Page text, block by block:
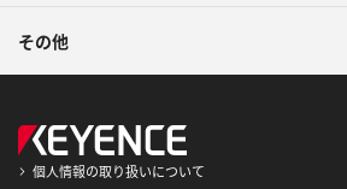
その他
個人情報の取り扱いについて